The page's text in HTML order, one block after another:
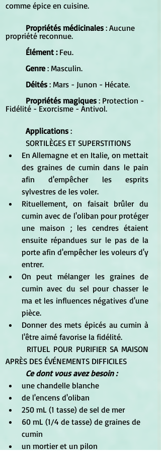
comme épice en cuisine.
Propriétés médicinales : Aucune
propriété reconnue.
Élément : Feu.
Genre : Masculin.
Déités : Mars - Junon - Hécate.
Propriétés magiques : Protection -
Fidélité - Exorcisme - Antivol.
Applications :
	SORTILÈGES ET SUPERSTITIONS
En Allemagne et en Italie, on mettait
des graines de cumin dans le pain
afin d'empêcher les esprits
sylvestres de les voler.
Rituellement, on faisait brûler du
cumin avec de l'oliban pour protéger
une maison ; les cendres étaient
ensuite répandues sur le pas de la
porte afin d'empêcher les voleurs d'y
entrer.
On peut mélanger les graines de
cumin avec du sel pour chasser le
ma et les influences négatives d'une
pièce.
Donner des mets épicés au cumin à
l'être aimé favorise la fidélité.
APRÈS DES ÉVÉNEMENTS DIFFICILES
Ce dont vous avez besoin :
une chandelle blanche
de l'encens d'oliban
250 mL (1 tasse) de sel de mer
60 mL (1/4 de tasse) de graines de
cumin
un mortier et un pilon